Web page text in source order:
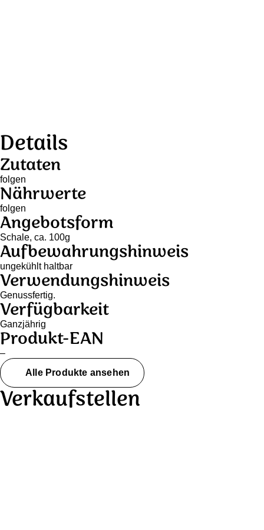
Details
Zutaten
folgen
Nährwerte
folgen
Angebotsform
Schale, ca. 100g
Aufbewahrungshinweis
ungekühlt haltbar
Verwendungshinweis
Genussfertig.
Verfügbarkeit
Ganzjährig
Produkt-EAN
–
Alle Produkte ansehen
Verkaufstellen